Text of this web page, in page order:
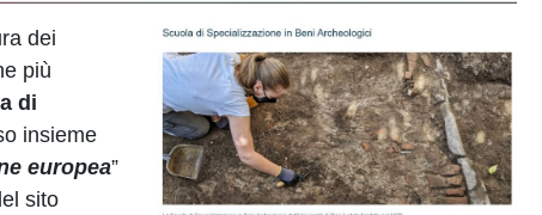
dei
più
di
insieme
europea”
sito